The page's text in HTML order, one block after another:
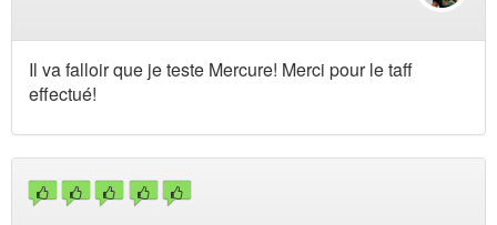
Il va falloir que je teste Mercure! Merci pour le taff
effectué!